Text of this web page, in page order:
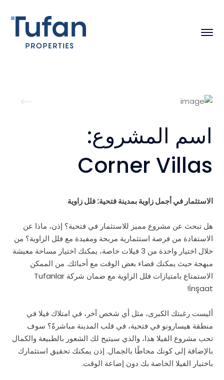
اسم المشروع:
Corner Villas
الاستثمار في أجمل زاوية بمدينة فتحية: فلل زاوية
هل تبحث عن مشروع مميز للاستثمار في فتحية؟ إذن، ماذا عن
الاستفادة من فرصة استثمارية مربحة ومفيدة مع فلل الزاوية؟ من
خلال اختيار واحدة من 3 فيلات خاصة، يمكنك اختيار مساحة معيشة
مبهجة حيث يمكنك قضاء بعض الوقت مع أحبائك. من الممكن
الاستمتاع بامتيازات فلل الزاوية مع ضمان شركة Tufanlar
İnşaat!
أليست رغبتك الكبرى، مثل أي شخص آخر، في امتلاك فيلا في
منطقة هيسارونو في فتحية، في قلب المدينة مباشرةً؟ سوف
تحب مشروع الفيلا هذا، والذي سيتيح لك الشعور بالطبيعة والكمال
بالإضافة إلى كونك محاطًا بالجمال. إذن يمكنك تحقيق استثمارك
باختيار الفيلا الخاصة بك دون إضاعة الوقت.